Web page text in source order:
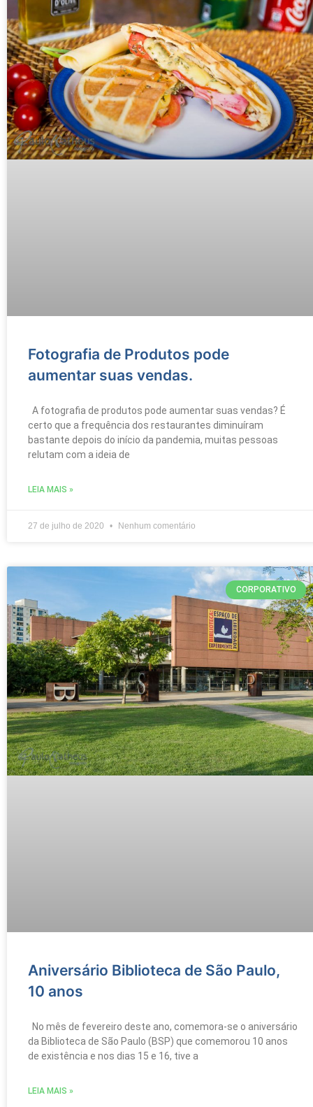
Fotografia de Produtos pode
aumentar suas vendas.
A fotografia de produtos pode aumentar suas vendas? É
certo que a frequência dos restaurantes diminuíram
bastante depois do início da pandemia, muitas pessoas
relutam com a ideia de
LEIA MAIS »
27 de julho de 2020 Nenhum comentário
CORPORATIVO
Aniversário Biblioteca de São Paulo,
10 anos
No mês de fevereiro deste ano, comemora-se o aniversário
da Biblioteca de São Paulo (BSP) que comemorou 10 anos
de existência e nos dias 15 e 16, tive a
LEIA MAIS »